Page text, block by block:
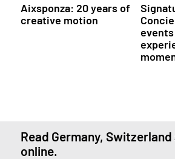
Aixsponza: 20 years of
creative motion
Read Germany,
online.